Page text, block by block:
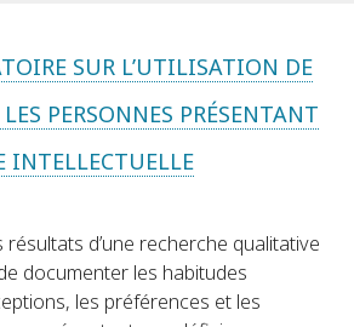
SUR L’UTILISATION DE
PERSONNES PRÉSENTANT
INTELLECTUELLE
résultats d’une recherche qualitative
documenter les habitudes
les préférences et les